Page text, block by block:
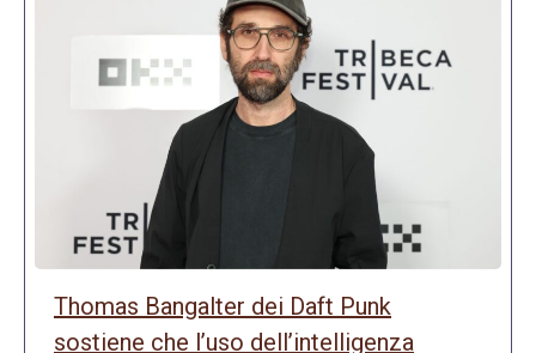
Thomas Bangalter dei Daft Punk
sostiene che l’uso dell’intelligenza